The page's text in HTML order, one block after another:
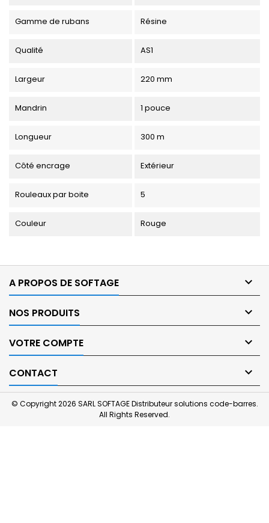
Gamme de rubans Résine
Qualité AS1
Largeur 220 mm
Mandrin 1 pouce
Longueur 300 m
Côté encrage Extérieur
Rouleaux par boite 5
Couleur Rouge
A PROPOS DE SOFTAGE 
NOS PRODUITS 
VOTRE COMPTE 
CONTACT 
© Copyright 2026 SARL SOFTAGE Distributeur solutions code-barres.
All Rights Reserved.